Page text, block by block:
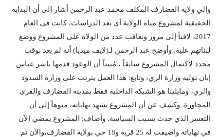
والي ولاية القضارف المكلف محمد عبد الرحمن أشار إلى أن البداية
الحقيقية لمشروع مياه الولاية أي بعد الدراسات، كانت في العام
2017، لافتاً إلى مرور وتعاقب عدد من الولاة على المشروع ووضع
لبناتهم عليه. وأوضح عبد الرحمن لـ(لايف ميديا) أنه لم يعد بوقت
محدد لاكتمال المشروع سابقاً ، مُبيناً أن الوعود قدمها ياسر عباس
إبان توليه وزارة الري، وتابع: هذا العمل يترتب على وزارة السدود
والري، ومايلينا هو الشبكة الداخلية فقط بمدينة القضارف والقرى
المجاورة. وكشف عن أن المشروع يشهد نهاياته، منوهاً إلى أن
التعسر الذي حدث بسبب السياسة. وأضاف: المشروع يمضي الآن
في نهاياته واضيفت له 25 قرية و18 حي بولاية القضارف،والآن تم